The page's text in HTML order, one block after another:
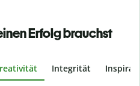
Erfolg brauchst
Integrität